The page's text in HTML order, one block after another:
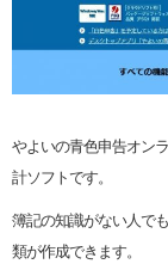
やよいの青色申告オン
計ソフトです。
簿記の知識がない人で
類が作成できます。